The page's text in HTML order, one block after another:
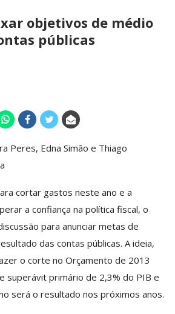
objetivos de médio
públicas
Peres, Edna Simão e Thiago
cortar gastos neste ano e a
a confiança na política fiscal, o
para anunciar metas de
das contas públicas. A ideia,
o corte no Orçamento de 2013
superávit primário de 2,3% do PIB e
será o resultado nos próximos anos.